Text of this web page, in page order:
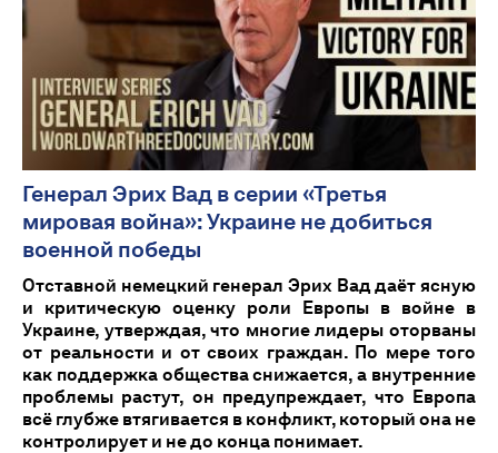
Генерал Эрих Вад в серии «Третья
мировая война»: Украине не добиться
военной победы
Отставной немецкий генерал Эрих Вад даёт ясную
и критическую оценку роли Европы в войне в
Украине, утверждая, что многие лидеры оторваны
от реальности и от своих граждан. По мере того
как поддержка общества снижается, а внутренние
проблемы растут, он предупреждает, что Европа
всё глубже втягивается в конфликт, который она не
контролирует и не до конца понимает.